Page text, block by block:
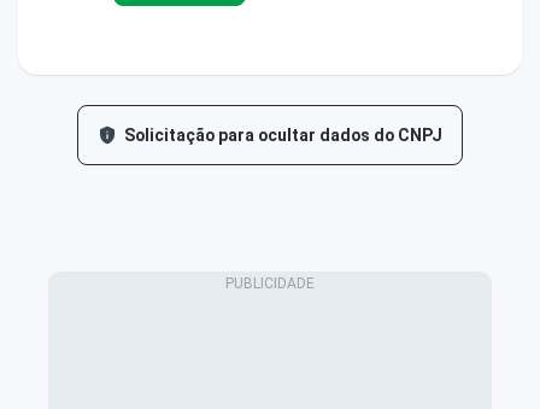
Solicitação para ocultar dados do CNPJ